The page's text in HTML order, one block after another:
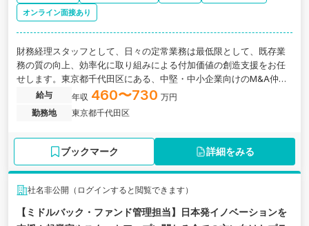
オンライン面接あり
財務経理スタッフとして、日々の定常業務は最低限として、既存業
務の質の向上、効率化に取り組みによる付加価値の創造支援をお任
せします。東京都千代田区にある、中堅・中小企業向けのM&A仲介
を専門とする会社の求人です。
給与 年収 460〜730 万円
勤務地
東京都千代田区
ブックマーク 詳細をみる
社名非公開（ログインすると閲覧できます）
【ミドルバック・ファンド管理担当】日本発イノベーションを